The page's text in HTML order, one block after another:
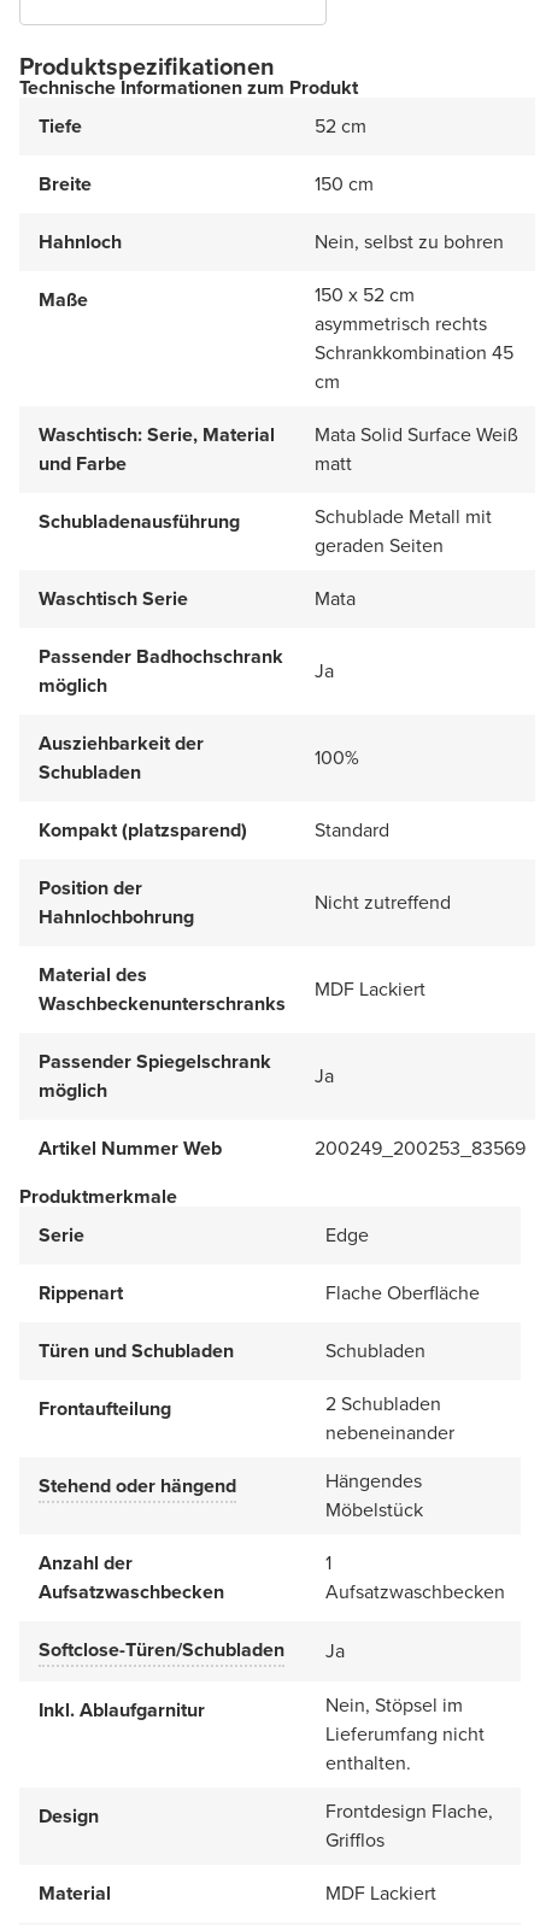
Produktspezifikationen
Technische Informationen zum Produkt
Tiefe
52 cm
Breite 150 cm
Hahnloch Nein, selbst zu bohren
Maße
150 x 52 cm
asymmetrisch rechts
Schrankkombination 45
cm
Waschtisch: Serie, Material
und Farbe
Mata Solid Surface Weiß
matt
Schubladenausführung
Schublade Metall mit
geraden Seiten
Waschtisch Serie
Mata
Passender Badhochschrank
möglich
Ja
Ausziehbarkeit der
Schubladen
100%
Kompakt (platzsparend) Standard
Position der
Hahnlochbohrung
Nicht zutreffend
Material des
Waschbeckenunterschranks
MDF Lackiert
Passender Spiegelschrank
möglich
Ja
Artikel Nummer Web
200249_200253_83569
Produktmerkmale
Serie
Edge
Rippenart Flache Oberfläche
Türen und Schubladen Schubladen
Frontaufteilung
2 Schubladen
nebeneinander
Stehend oder hängend
Hängendes
Möbelstück
Anzahl der
Aufsatzwaschbecken
1
Aufsatzwaschbecken
Softclose-Türen/Schubladen Ja
Inkl. Ablaufgarnitur
Nein, Stöpsel im
Lieferumfang nicht
enthalten.
Design
Frontdesign Flache,
Grifflos
Material
MDF Lackiert